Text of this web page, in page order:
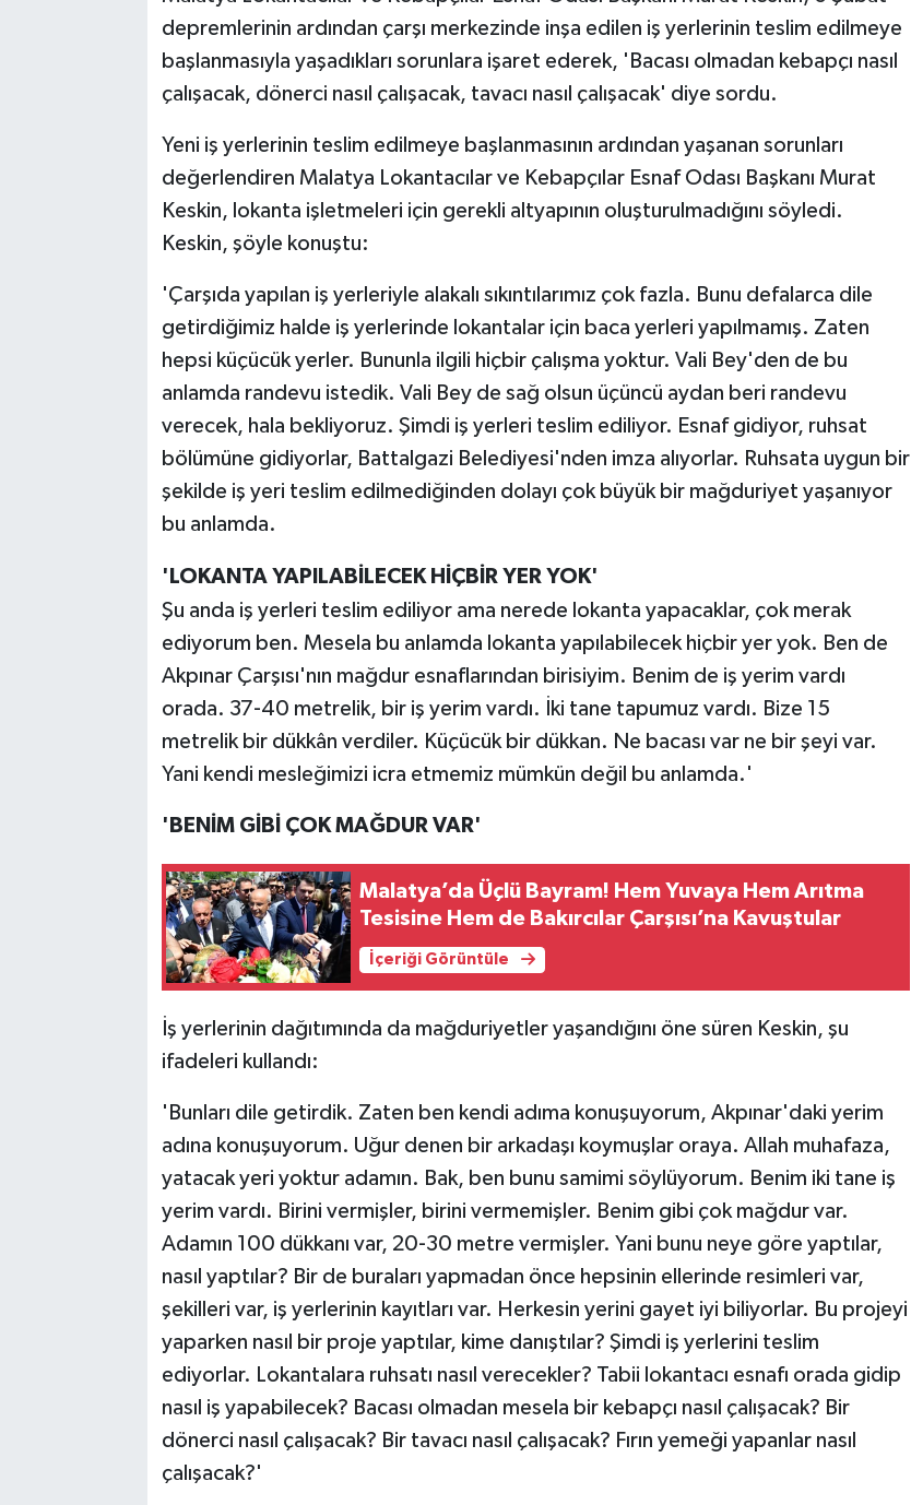
depremlerinin ardından çarşı merkezinde inşa edilen iş yerlerinin teslim edilmeye
başlanmasıyla yaşadıkları sorunlara işaret ederek, 'Bacası olmadan kebapçı nasıl
çalışacak, dönerci nasıl çalışacak, tavacı nasıl çalışacak' diye sordu.
Yeni iş yerlerinin teslim edilmeye başlanmasının ardından yaşanan sorunları
değerlendiren Malatya Lokantacılar ve Kebapçılar Esnaf Odası Başkanı Murat
Keskin, lokanta işletmeleri için gerekli altyapının oluşturulmadığını söyledi.
Keskin, şöyle konuştu:
'Çarşıda yapılan iş yerleriyle alakalı sıkıntılarımız çok fazla. Bunu defalarca dile
getirdiğimiz halde iş yerlerinde lokantalar için baca yerleri yapılmamış. Zaten
hepsi küçücük yerler. Bununla ilgili hiçbir çalışma yoktur. Vali Bey'den de bu
anlamda randevu istedik. Vali Bey de sağ olsun üçüncü aydan beri randevu
verecek, hala bekliyoruz. Şimdi iş yerleri teslim ediliyor. Esnaf gidiyor, ruhsat
bölümüne gidiyorlar, Battalgazi Belediyesi'nden imza alıyorlar. Ruhsata uygun bir
şekilde iş yeri teslim edilmediğinden dolayı çok büyük bir mağduriyet yaşanıyor
bu anlamda.
'LOKANTA YAPILABİLECEK HİÇBİR YER YOK'
Şu anda iş yerleri teslim ediliyor ama nerede lokanta yapacaklar, çok merak
ediyorum ben. Mesela bu anlamda lokanta yapılabilecek hiçbir yer yok. Ben de
Akpınar Çarşısı'nın mağdur esnaflarından birisiyim. Benim de iş yerim vardı
orada. 37-40 metrelik, bir iş yerim vardı. İki tane tapumuz vardı. Bize 15
metrelik bir dükkân verdiler. Küçücük bir dükkan. Ne bacası var ne bir şeyi var.
Yani kendi mesleğimizi icra etmemiz mümkün değil bu anlamda.'
'BENİM GİBİ ÇOK MAĞDUR VAR'
Malatya’da Üçlü Bayram! Hem Yuvaya Hem Arıtma
Tesisine Hem de Bakırcılar Çarşısı’na Kavuştular
İçeriği Görüntüle
İş yerlerinin dağıtımında da mağduriyetler yaşandığını öne süren Keskin, şu
ifadeleri kullandı:
'Bunları dile getirdik. Zaten ben kendi adıma konuşuyorum, Akpınar'daki yerim
adına konuşuyorum. Uğur denen bir arkadaşı koymuşlar oraya. Allah muhafaza,
yatacak yeri yoktur adamın. Bak, ben bunu samimi söylüyorum. Benim iki tane iş
yerim vardı. Birini vermişler, birini vermemişler. Benim gibi çok mağdur var.
Adamın 100 dükkanı var, 20-30 metre vermişler. Yani bunu neye göre yaptılar,
nasıl yaptılar? Bir de buraları yapmadan önce hepsinin ellerinde resimleri var,
şekilleri var, iş yerlerinin kayıtları var. Herkesin yerini gayet iyi biliyorlar. Bu projeyi
yaparken nasıl bir proje yaptılar, kime danıştılar? Şimdi iş yerlerini teslim
ediyorlar. Lokantalara ruhsatı nasıl verecekler? Tabii lokantacı esnafı orada gidip
nasıl iş yapabilecek? Bacası olmadan mesela bir kebapçı nasıl çalışacak? Bir
dönerci nasıl çalışacak? Bir tavacı nasıl çalışacak? Fırın yemeği yapanlar nasıl
çalışacak?'